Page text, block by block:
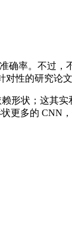
率。不过，
性的研究论文
状；这其
多的 CNN